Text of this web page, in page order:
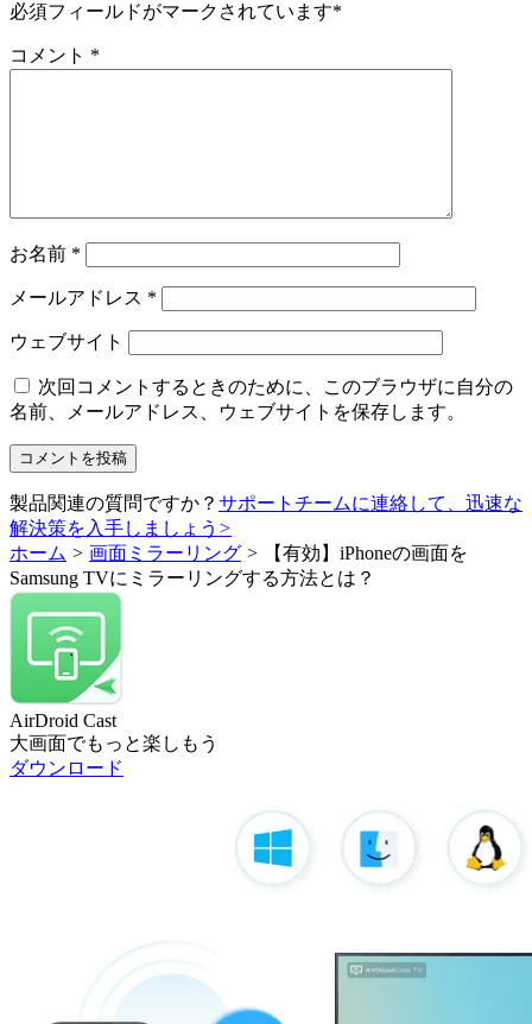
必須フィールドがマークされています*
コメント *
お名前 *
メールアドレス *
ウェブサイト
次回コメントするときのために、このブラウザに自分の
名前、メールアドレス、ウェブサイトを保存します。
製品関連の質問ですか？ サポートチームに連絡して、迅速な
解決策を入手しましょう >
ホーム > 画面ミラーリング > 【有効】iPhoneの画面を
Samsung TVにミラーリングする方法とは？
AirDroid Cast
大画面でもっと楽しもう
ダウンロード